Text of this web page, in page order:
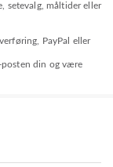
setevalg, måltider eller
PayPal eller
din og være